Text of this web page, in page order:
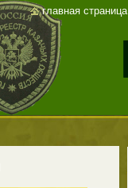
главная страница